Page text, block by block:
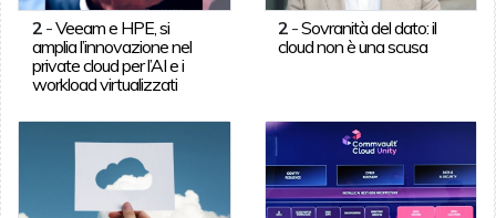
2-Veeam e HPE, si
amplia l’innovazione nel
private cloud per l’AI e i
workload virtualizzati
2 -Sovranità del dato: il
cloud non è una scusa